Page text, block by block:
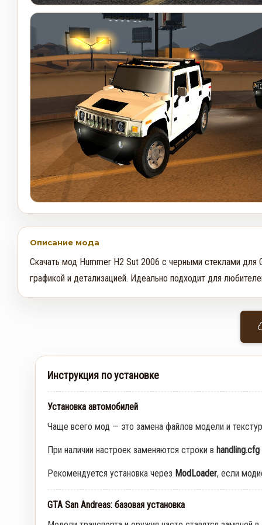
Описание мода
Скачать мод Hummer H2 Sut 2006 с черными стеклами для
графикой и детализацией. Идеально подходит для
Инструкция по установке
Установка автомобилей
Чаще всего мод — это замена файлов модели и
При наличии настроек заменяются строки в handling.cfg
Рекомендуется установка через ModLoader, если
GTA San Andreas: базовая установка